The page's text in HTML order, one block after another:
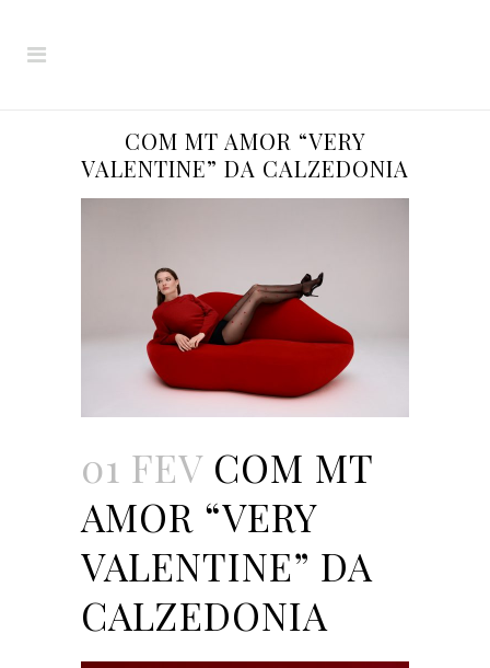
COM MT AMOR “VERY
VALENTINE” DA CALZEDONIA
01 FEVCOM MT
AMOR “VERY
VALENTINE” DA
CALZEDONIA